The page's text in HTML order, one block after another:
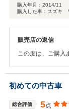
購入年月： 2014/11
購入した車：スズキ
販売店の返信
この度は、ご購入
初めての中古車
総合評価 5点